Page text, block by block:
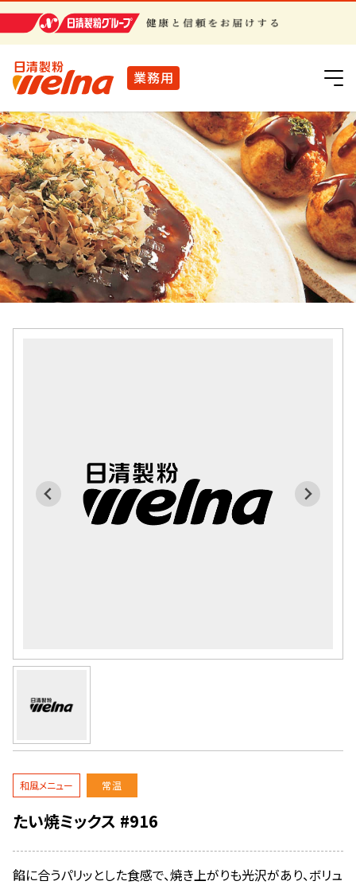
業務用
日清製粉グループ
和風メニュー 常温
たい焼ミックス #916
餡に合うパリッとした食感で、焼き上がりも光沢があり、ボリュ